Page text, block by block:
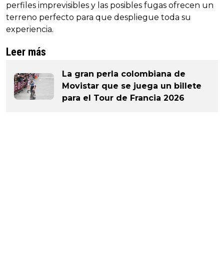
perfiles imprevisibles y las posibles fugas ofrecen un
terreno perfecto para que despliegue toda su
experiencia.
Leer más
La gran perla colombiana de
Movistar que se juega un billete
para el Tour de Francia 2026